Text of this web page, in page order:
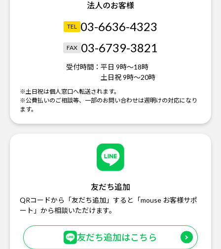
法人のお客様
TEL 03-6636-4323
FAX 03-6739-3821
受付時間： 平日 9時～18時
土日祝 9時～20時
※土日祝は個人窓口へ転送されます。
※公費払いのご相談等、一部のお問い合わせは週明けの対応になり
ます。
友だち追加
QRコードから「友だち追加」すると「mouse お客様サポ
ート」から相談いただけます。
友だち追加はこちら